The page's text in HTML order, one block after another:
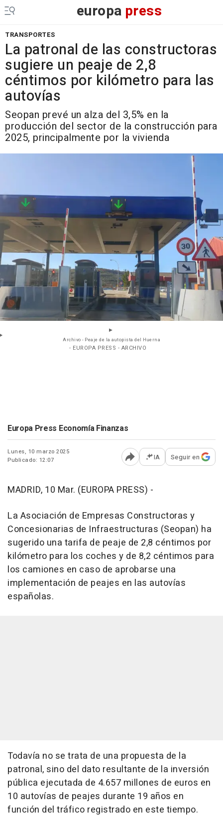
europa press
TRANSPORTES
La patronal de las constructoras
sugiere un peaje de 2,8
céntimos por kilómetro para las
autovías
Seopan prevé un alza del 3,5% en la
producción del sector de la construcción para
2025, principalmente por la vivienda
Archivo - Peaje de la autopista del Huerna
- EUROPA PRESS - ARCHIVO
Europa Press Economía Finanzas
Lunes, 10 marzo 2025
Publicado: 12:07
Abrir opciones para
IA Seguir en
MADRID, 10 Mar. (EUROPA PRESS) -
La Asociación de Empresas Constructoras y
Concesionarias de Infraestructuras (Seopan) ha
sugerido una tarifa de peaje de 2,8 céntimos por
kilómetro para los coches y de 8,2 céntimos para
los camiones en caso de aprobarse una
implementación de peajes en las autovías
españolas.
Todavía no se trata de una propuesta de la
patronal, sino del dato resultante de la inversión
pública ejecutada de 4.657 millones de euros en
10 autovías de peajes durante 19 años en
función del tráfico registrado en este tiempo.